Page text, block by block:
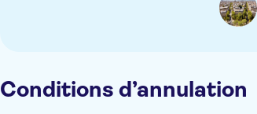
Conditions d’annulation